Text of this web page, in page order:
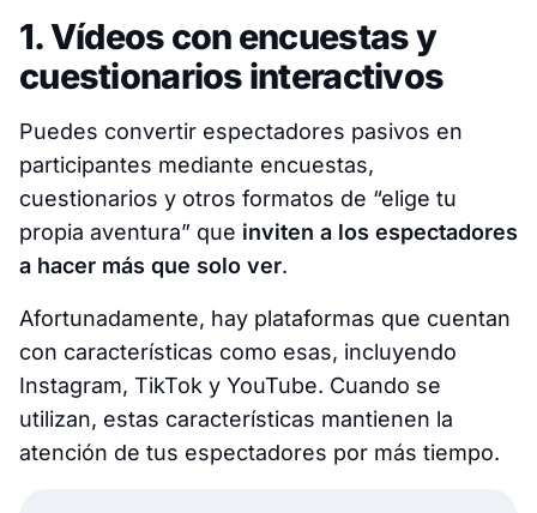
1. Vídeos con encuestas y
cuestionarios interactivos
Puedes convertir espectadores pasivos en
participantes mediante encuestas,
cuestionarios y otros formatos de “elige tu
propia aventura” que inviten a los espectadores
a hacer más que solo ver.
Afortunadamente, hay plataformas que cuentan
con características como esas, incluyendo
Instagram, TikTok y YouTube. Cuando se
utilizan, estas características mantienen la
atención de tus espectadores por más tiempo.